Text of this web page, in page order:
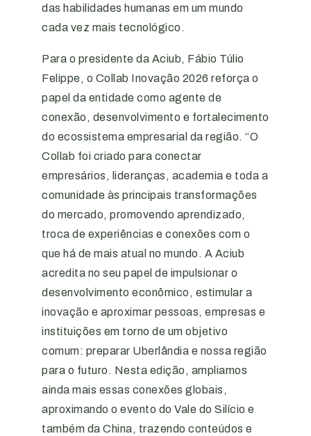
das habilidades humanas em um mundo
cada vez mais tecnológico.
Para o presidente da Aciub, Fábio Túlio
Felippe, o Collab Inovação 2026 reforça o
papel da entidade como agente de
conexão, desenvolvimento e fortalecimento
do ecossistema empresarial da região. “O
Collab foi criado para conectar
empresários, lideranças, academia e toda a
comunidade às principais transformações
do mercado, promovendo aprendizado,
troca de experiências e conexões com o
que há de mais atual no mundo. A Aciub
acredita no seu papel de impulsionar o
desenvolvimento econômico, estimular a
inovação e aproximar pessoas, empresas e
instituições em torno de um objetivo
comum: preparar Uberlândia e nossa região
para o futuro. Nesta edição, ampliamos
ainda mais essas conexões globais,
aproximando o evento do Vale do Silício e
também da China, trazendo conteúdos e